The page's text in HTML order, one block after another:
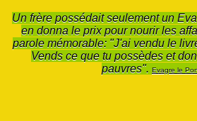
Un frère possédait seulement un
en donna le prix pour nourir les
parole mémorable: "J'ai vendu le
Vends ce que tu possèdes et
pauvres". Evagre le
culture, de la tradition et de la